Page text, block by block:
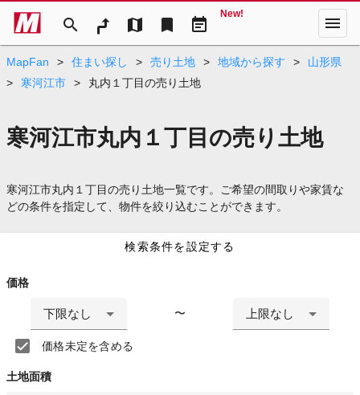
search map bookmark event_note
New! menu
MapFan > 住まい探し > 売り土地 > 地域から探す >
山形県
>
寒河江市 > 丸内１丁目の売り土地
寒河江市丸内１丁目の売り土地
寒河江市丸内１丁目の売り土地一覧です。ご希望の間取りや家賃な
どの条件を指定して、物件を絞り込むことができます。
検索条件を設定する
価格
下限なし 〜 上限なし
価格未定を含める
土地面積